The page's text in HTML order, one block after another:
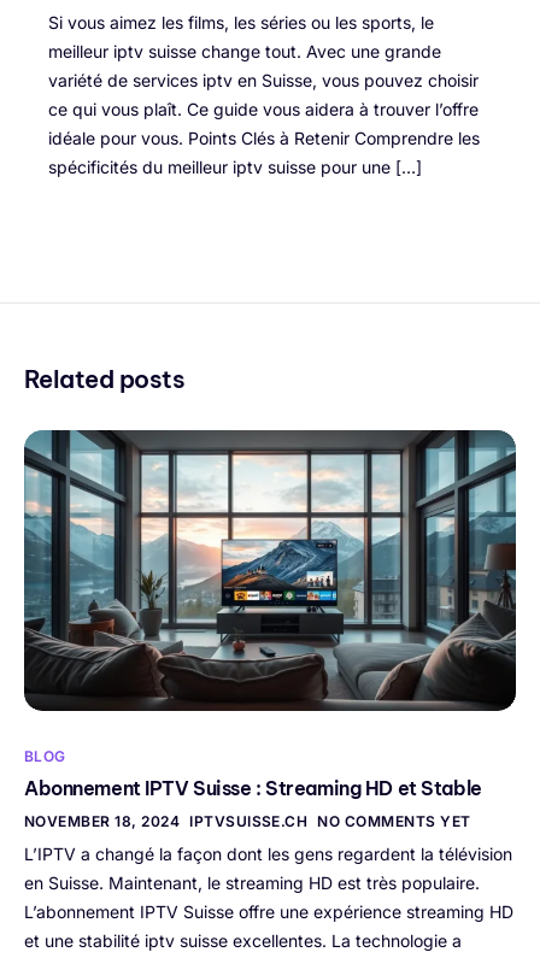
Si vous aimez les films, les séries ou les sports, le
meilleur iptv suisse change tout. Avec une grande
variété de services iptv en Suisse, vous pouvez choisir
ce qui vous plaît. Ce guide vous aidera à trouver l’offre
idéale pour vous. Points Clés à Retenir Comprendre les
spécificités du meilleur iptv suisse pour une […]
Related posts
BLOG
Abonnement IPTV Suisse : Streaming HD et Stable
NOVEMBER 18, 2024 IPTVSUISSE.CH NO COMMENTS YET
L’IPTV a changé la façon dont les gens regardent la télévision
en Suisse. Maintenant, le streaming HD est très populaire.
L’abonnement IPTV Suisse offre une expérience streaming HD
et une stabilité iptv suisse excellentes. La technologie a